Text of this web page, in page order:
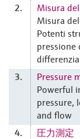
2.
Misura
Misura
Potenti
pressione
3.
Pressure
Powerful
pressure,
and flow
4.
圧力測定